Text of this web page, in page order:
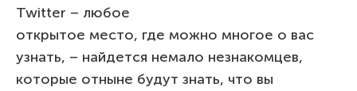
Twitter – любое
открытое место, где можно многое о вас
узнать, – найдется немало незнакомцев,
которые отныне будут знать, что вы